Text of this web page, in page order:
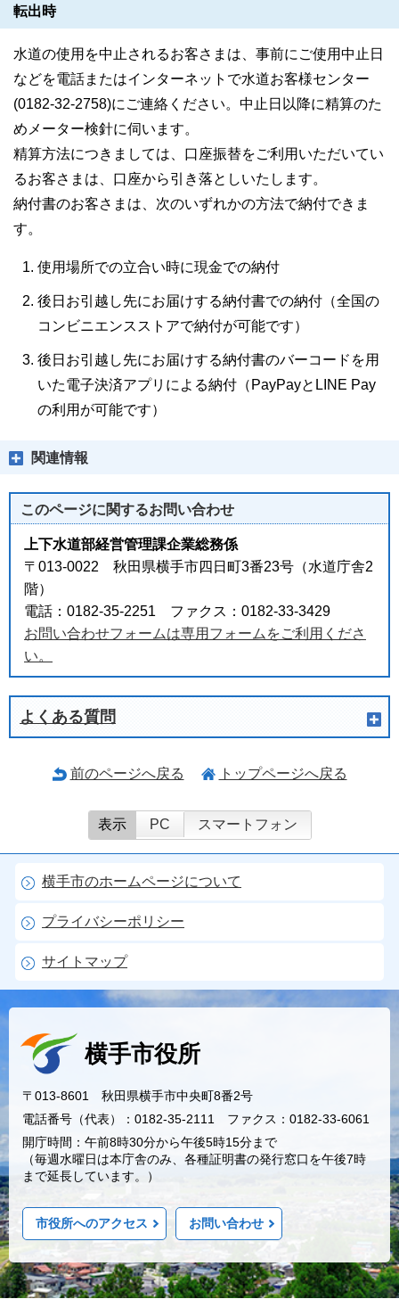
転出時
水道の使用を中止されるお客さまは、事前にご使用中止日
などを電話またはインターネットで水道お客様センター
(0182-32-2758)にご連絡ください。中止日以降に精算のた
めメーター検針に伺います。
精算方法につきましては、口座振替をご利用いただいてい
るお客さまは、口座から引き落としいたします。
納付書のお客さまは、次のいずれかの方法で納付できま
す。
使用場所での立合い時に現金での納付
後日お引越し先にお届けする納付書での納付（全国の
コンビニエンスストアで納付が可能です）
後日お引越し先にお届けする納付書のバーコードを用
いた電子決済アプリによる納付（PayPayとLINE Pay
の利用が可能です）
関連情報
このページに関するお問い合わせ
上下水道部経営管理課企業総務係
〒013-0022 秋田県横手市四日町3番23号（水道庁舎2
階）
電話：0182-35-2251 ファクス：0182-33-3429
お問い合わせフォームは専用フォームをご利用くださ
い。
よくある質問
前のページへ戻る トップページへ戻る
表示 PC スマートフォン
横手市のホームページについて
プライバシーポリシー
サイトマップ
横手市役所
〒013-8601 秋田県横手市中央町8番2号
電話番号（代表）：0182-35-2111 ファクス：0182-33-6061
開庁時間：午前8時30分から午後5時15分まで
（毎週水曜日は本庁舎のみ、各種証明書の発行窓口を午後7時
まで延長しています。）
市役所へのアクセス お問い合わせ